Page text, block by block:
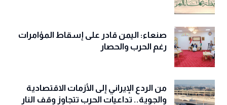
صنعاء: اليمن قادر على إسقاط المؤامرات
رغم الحرب والحصار
من الردع الإيراني إلى الأزمات الاقتصادية
والجوية.. تداعيات الحرب تتجاوز وقف النار